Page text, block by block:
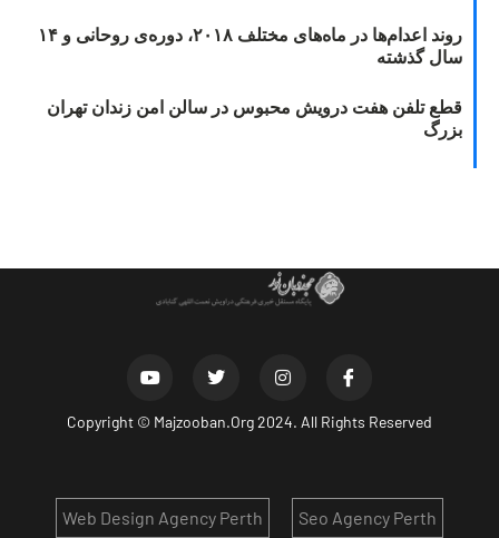
روند اعدام‌ها در ماه‌های مختلف ۲۰۱۸، دوره‌ی روحانی و ۱۴
سال گذشته
قطع تلفن هفت درویش محبوس در سالن امن زندان تهران
بزرگ
Copyright © Majzooban.Org2024. All Rights Reserved
Seo Agency Perth
Web Design Agency Perth